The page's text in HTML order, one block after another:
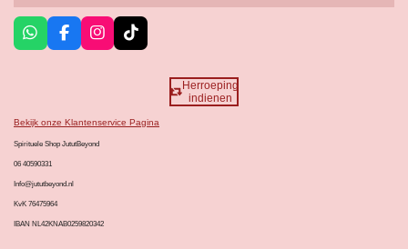
W
h
p
p
F
a
o
k
I
n
r
a
T
i
Herroeping
indienen
Bekijk onze Klantenservice Pagina
Spirituele Shop JututBeyond
06 40590331
Info@jututbeyond.nl
KvK 76475964
IBAN NL42KNAB0259820342